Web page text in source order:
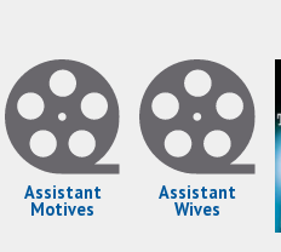
Assistant
Motives
Assistant
Wives